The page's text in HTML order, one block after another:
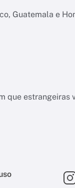
Guatemala e
que estrangeiras